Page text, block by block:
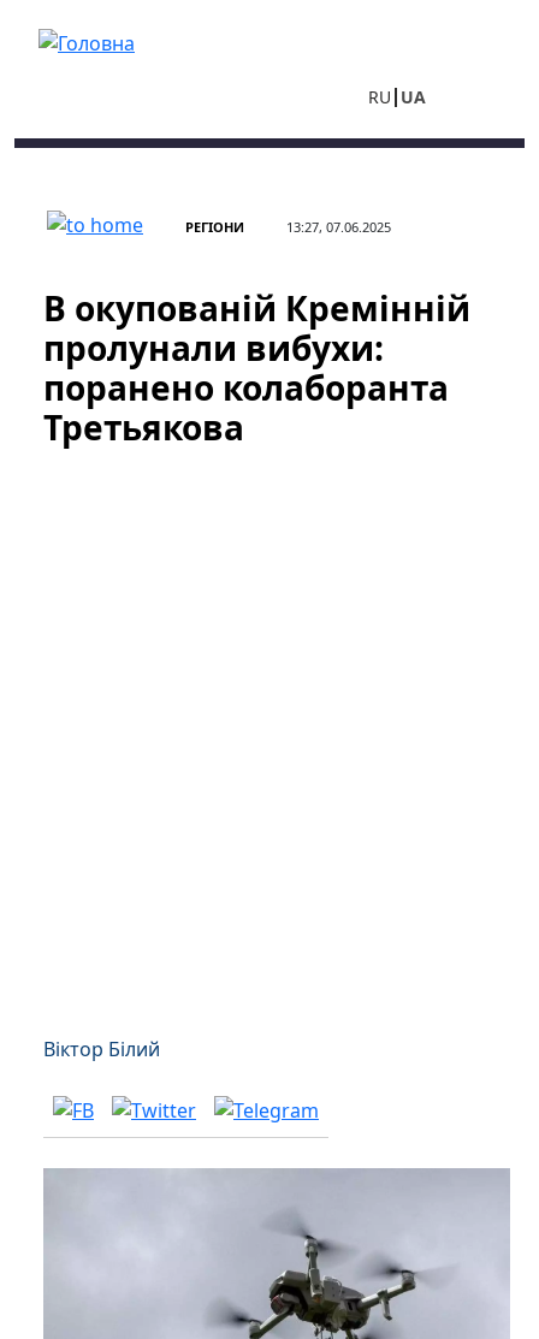
RU UA
РЕГІОНИ 13:27, 07.06.2025
В окупованій Кремінній
пролунали вибухи:
поранено колаборанта
Третьякова
Віктор Білий